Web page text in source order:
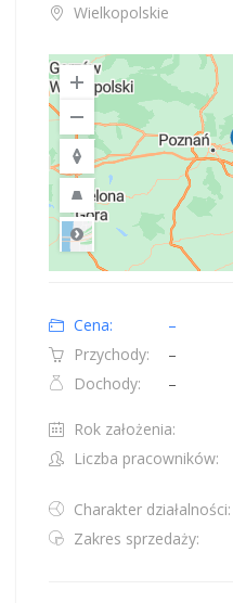
Wielkopolskie
Road
Cena:
–
Przychody:
–
Dochody:
–
Rok założenia:
Liczba pracowników:
Charakter działalności:
Zakres sprzedaży: